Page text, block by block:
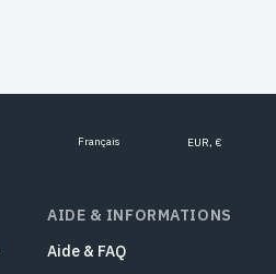
Français EUR, €
AIDE & INFORMATIONS
Aide & FAQ